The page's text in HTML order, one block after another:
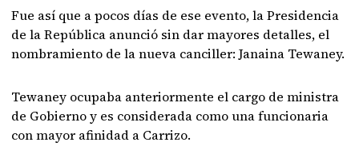
Fue así que a pocos días de ese evento, la Presidencia
de la República anunció sin dar mayores detalles, el
nombramiento de la nueva canciller: Janaina Tewaney.
Tewaney ocupaba anteriormente el cargo de ministra
de Gobierno y es considerada como una funcionaria
con mayor afinidad a Carrizo.